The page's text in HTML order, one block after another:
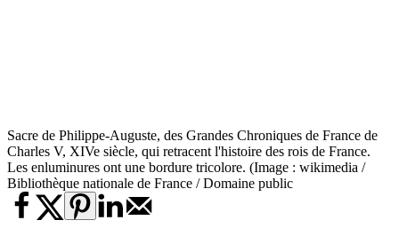
Sacre de Philippe-Auguste, des Grandes Chroniques de France de
Charles V, XIVe siècle, qui retracent l'histoire des rois de France.
Les enluminures ont une bordure tricolore. (Image : wikimedia /
Bibliothèque nationale de France / Domaine public